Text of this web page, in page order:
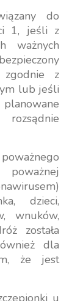
do
1, jeśli z
ważnych
zgodnie z
lub jeśli
poważnej
dzieci,
wnuków,
została
dla
że jest
u